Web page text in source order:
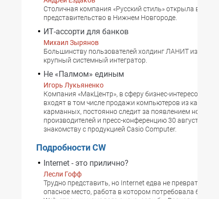
Столичная компания «Русский стиль» открыла в
представительство в Нижнем Новгороде.
ИТ-ассорти для банков
Михаил Зырянов
Большинству пользователей холдинг ЛАНИТ известен
крупный системный интегратор.
Не «Палмом» единым
Игорь Лукьяненко
Компания «МакЦентр», в сферу бизнес-интересов
входят в том числе продажи компьютеров из
карманных, постоянно следит за появлением новинок
производителей и пресс-конференцию 30 августа
знакомству с продукцией Саsio Computer.
Подробности CW
Internet - это прилично?
Лесли Гофф
Трудно представить, но Internet едва не превратился
опасное место, работа в котором потребовала бы от